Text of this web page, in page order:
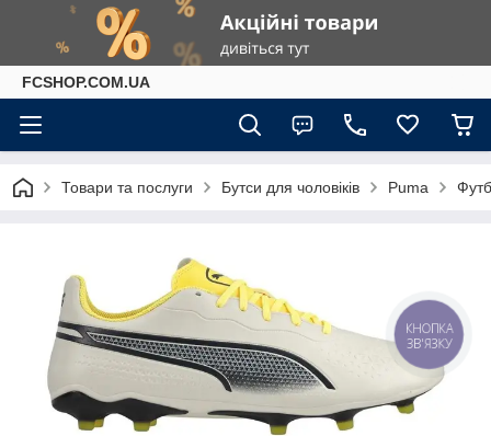
FCSHOP.COM.UA
Товари та послуги Бутси для чоловіків Puma
КНОПКА
ЗВ'ЯЗКУ